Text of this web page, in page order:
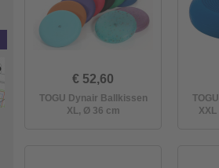
€ 52,60
TOGU Dynair Ballkissen
XL, Ø 36 cm